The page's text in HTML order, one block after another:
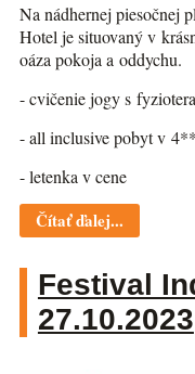
Na nádhernej piesočnej
Hotel je situovaný v
oáza pokoja a oddychu.
- cvičenie jogy s
- all inclusive pobyt v
- letenka v cene
Čítať ďalej...
Festival
27.10.2023